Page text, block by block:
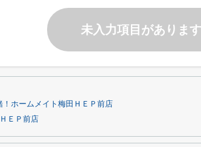
未入力項目があります
ホームメイト梅田ＨＥＰ前店
ＥＰ前店